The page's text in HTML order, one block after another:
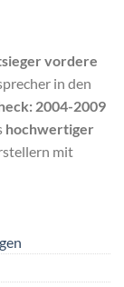
vordere
in den
2004-2009
hochwertiger
mit